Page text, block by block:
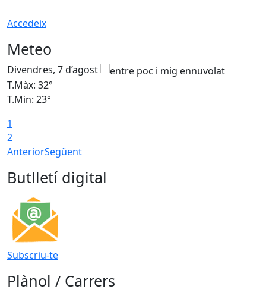
Accedeix
Meteo
Divendres, 7 d’agost
T.Màx: 32°
T.Min: 23°
1
2
AnteriorSegüent
Butlletí digital
Subscriu-te
Plànol / Carrers